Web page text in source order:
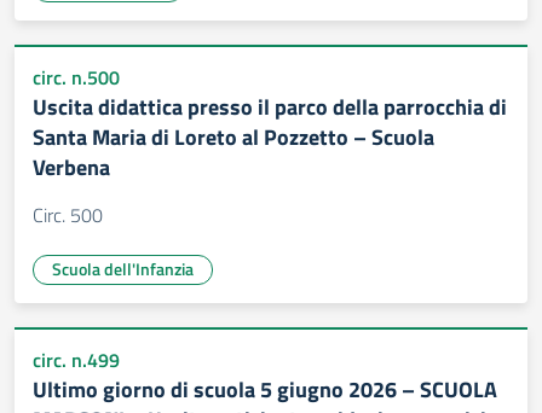
circ. n.500
Uscita didattica presso il parco della parrocchia di
Santa Maria di Loreto al Pozzetto – Scuola
Verbena
Circ. 500
Scuola dell'Infanzia
circ. n.499
Ultimo giorno di scuola 5 giugno 2026 – SCUOLA